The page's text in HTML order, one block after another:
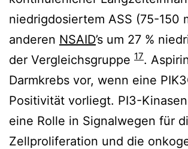
niedrigdosiertem ASS (75-150
anderen NSAID’s um 27 %
der Vergleichsgruppe 17.
Darmkrebs vor, wenn eine
Positivität vorliegt. PI3-
eine Rolle in Signalwegen für
Zellproliferation und die